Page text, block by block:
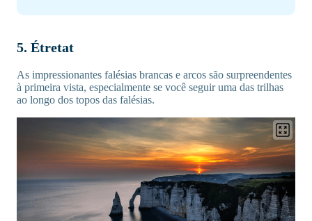
5. Étretat
As impressionantes falésias brancas e arcos são surpreendentes
à primeira vista, especialmente se você seguir uma das trilhas
ao longo dos topos das falésias.